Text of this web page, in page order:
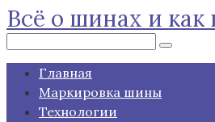
Перейти
к
контенту
Всё о шинах и
Главная
Маркировка шины
Технологии